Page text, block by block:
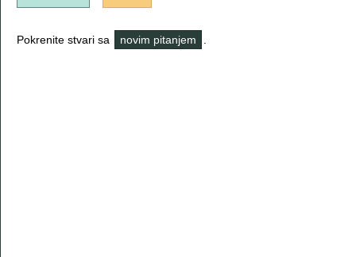
Pokrenite stvari sa novim pitanjem